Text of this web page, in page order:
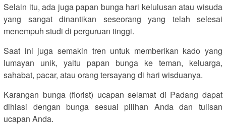
Selain itu, ada juga papan bunga hari kelulusan atau wisuda
yang sangat dinantikan seseorang yang telah selesai
menempuh studi di perguruan tinggi.
Saat ini juga semakin tren untuk memberikan kado yang
lumayan unik, yaitu papan bunga ke teman, keluarga,
sahabat, pacar, atau orang tersayang di hari wisduanya.
Karangan bunga (florist) ucapan selamat di Padang dapat
dihiasi dengan bunga sesuai pilihan Anda dan tulisan
ucapan Anda.